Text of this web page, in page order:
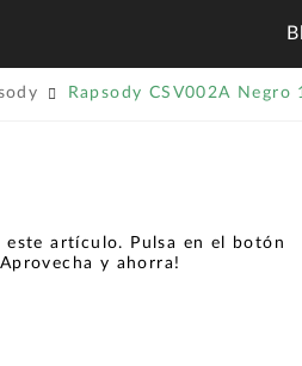
Rapsody CSV002A
este artículo. Pulsa en el botón
y ahorra!